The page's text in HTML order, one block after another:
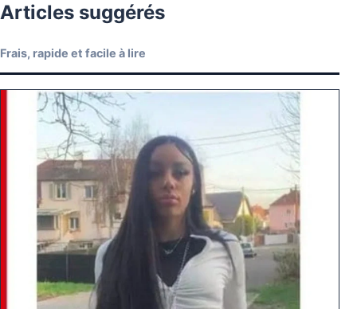
Articles suggérés
Frais, rapide et facile à lire